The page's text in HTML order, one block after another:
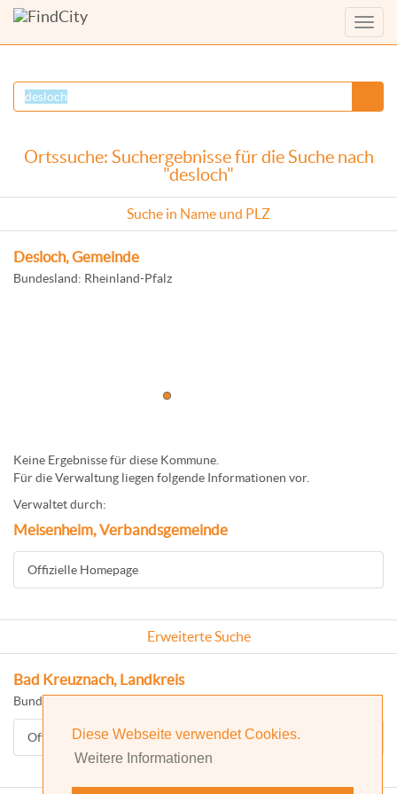
Diese Webseite verwendet Cookies.
Weitere Informationen
Menü
Ortssuche: Suchergebnisse für die Suche nach
"desloch"
Suche in Name und PLZ
Desloch, Gemeinde
Bundesland: Rheinland-Pfalz
Keine Ergebnisse für diese Kommune.
Für die Verwaltung liegen folgende Informationen vor.
Verwaltet durch:
Meisenheim, Verbandsgemeinde
Offizielle Homepage
Erweiterte Suche
Bad Kreuznach, Landkreis
Bundesland: Rheinland-Pfalz
Offizielle Homepage